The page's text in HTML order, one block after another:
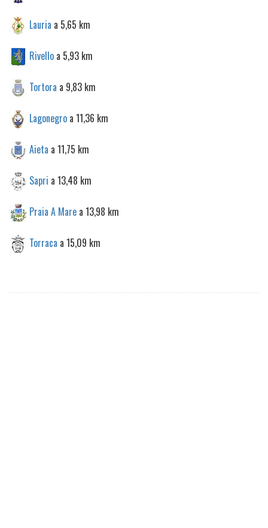
Lauria a 5,65 km
Rivello a 5,93 km
Tortora a 9,83 km
Lagonegro a 11,36 km
Aieta a 11,75 km
Sapri a 13,48 km
Praia A Mare a 13,98 km
Torraca a 15,09 km